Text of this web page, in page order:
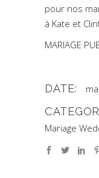
pour nos
à Kate et
MARIAGE
DATE:
Mariage